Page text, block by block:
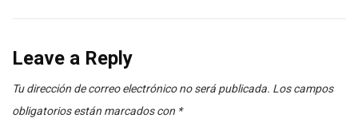
Leave a Reply
Tu dirección de correo electrónico no será publicada. Los campos
obligatorios están marcados con *